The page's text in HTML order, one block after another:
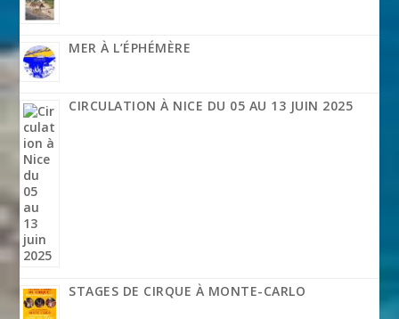
MER À L’ÉPHÉMÈRE
CIRCULATION À NICE DU 05 AU 13 JUIN 2025
STAGES DE CIRQUE À MONTE-CARLO